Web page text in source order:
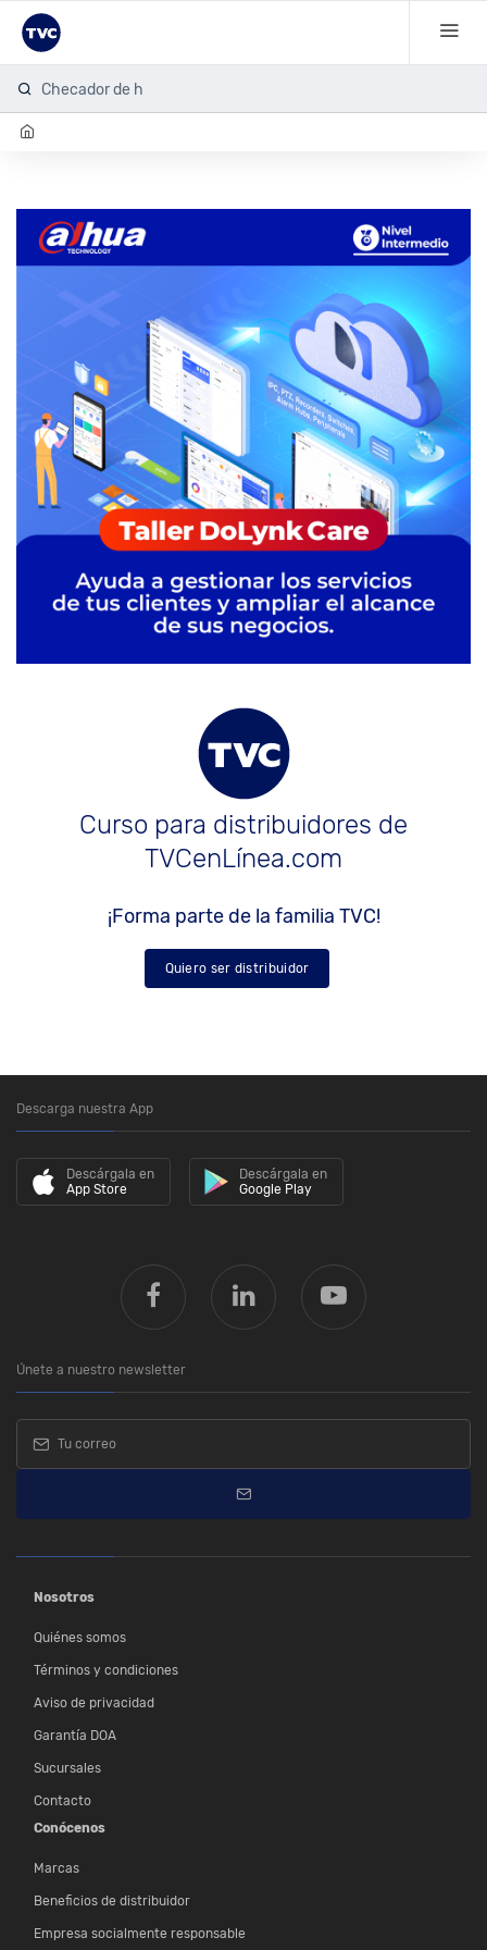
Checador de hu
Curso para distribuidores de
TVCenLínea.com
¡Forma parte de la familia TVC!
Quiero ser distribuidor
Descarga nuestra App
Descárgala en
App Store
Descárgala en
Google Play
Únete a nuestro newsletter
Nosotros
Quiénes somos
Términos y condiciones
Aviso de privacidad
Garantía DOA
Sucursales
Contacto
Conócenos
Marcas
Beneficios de distribuidor
Empresa socialmente responsable